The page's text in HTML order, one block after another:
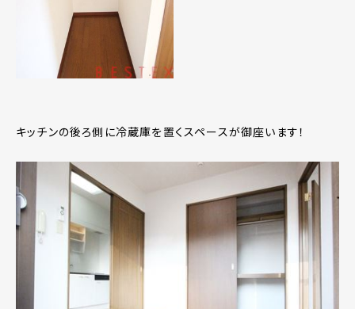
キッチンの後ろ側に冷蔵庫を置くスペースが御座います！